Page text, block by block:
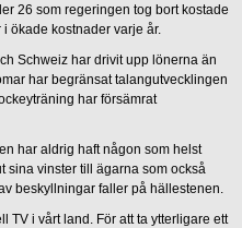
26 som regeringen tog bort kostade
ökade kostnader varje år.
Schweiz har drivit upp lönerna än
har begränsat talangutvecklingen
har försämrat
har aldrig haft någon som helst
sina vinster till ägarna som också
beskyllningar faller på hällestenen.
TV i vårt land. För att ta ytterligare ett